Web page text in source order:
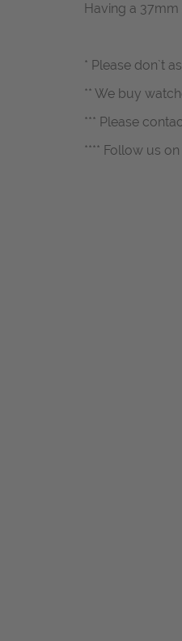
Having a
* Please don`t
** We buy
*** Please
**** Follow us